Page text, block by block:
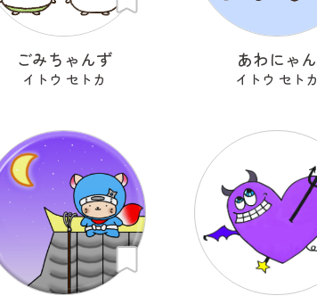
ごみちゃんず
イトウ セトカ
あわにゃん
イトウ セトカ